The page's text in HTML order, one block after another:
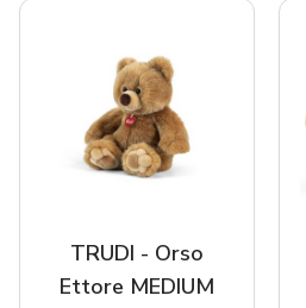
TRUDI - Orso
Ettore MEDIUM